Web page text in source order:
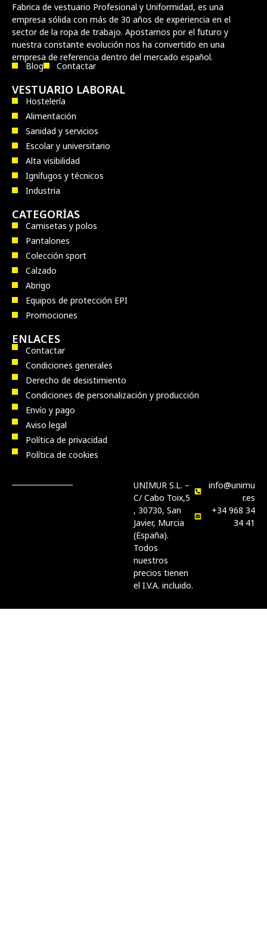
Fabrica de vestuario Profesional y Uniformidad, es una
empresa sólida con más de 30 años de experiencia en el
sector de la ropa de trabajo. Apostamos por el futuro y
nuestra constante evolución nos ha convertido en una
empresa de referencia dentro del mercado español.
Blog Contactar
VESTUARIO LABORAL
Hostelería
Alimentación
Sanidad y servicios
Escolar y universitario
Alta visibilidad
Ignífugos y técnicos
Industria
CATEGORÍAS
Camisetas y polos
Pantalones
Colección sport
Calzado
Abrigo
Equipos de protección EPI
Promociones
ENLACES
Contactar
Condiciones generales
Derecho de desistimiento
Condiciones de personalización y producción
Envío y pago
Aviso legal
Política de privacidad
Política de cookies
UNIMUR S.L. –
C/ Cabo Toix,5
, 30730, San
Javier, Murcia
(España).
Todos
nuestros
precios tienen
el I.V.A. incluido.
info@unimu
r.es
+34 968 34
34 41